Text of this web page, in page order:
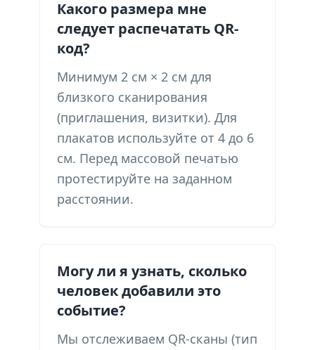
Какого размера мне
следует распечатать QR-
код?
Минимум 2 см × 2 см для
близкого сканирования
(приглашения, визитки). Для
плакатов используйте от 4 до 6
см. Перед массовой печатью
протестируйте на заданном
расстоянии.
Могу ли я узнать, сколько
человек добавили это
событие?
Мы отслеживаем QR-сканы (тип